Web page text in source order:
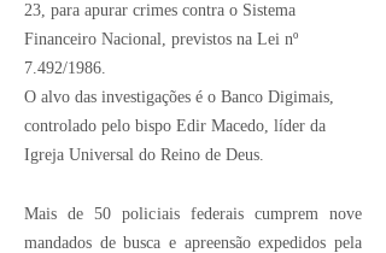
23, para apurar crimes contra o Sistema
Financeiro Nacional, previstos na Lei nº
7.492/1986.
O alvo das investigações é o Banco Digimais,
controlado pelo bispo Edir Macedo, líder da
Igreja Universal do Reino de Deus.
Mais de 50 policiais federais cumprem nove
mandados de busca e apreensão expedidos pela